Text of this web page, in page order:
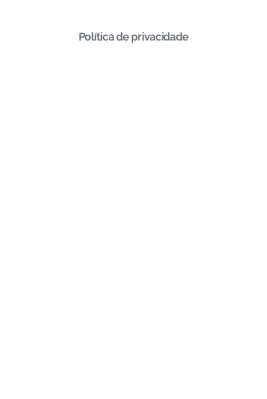
Política de privacidade